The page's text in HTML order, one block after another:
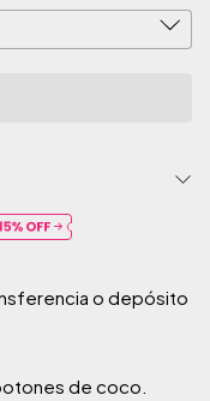
o depósito
de coco.